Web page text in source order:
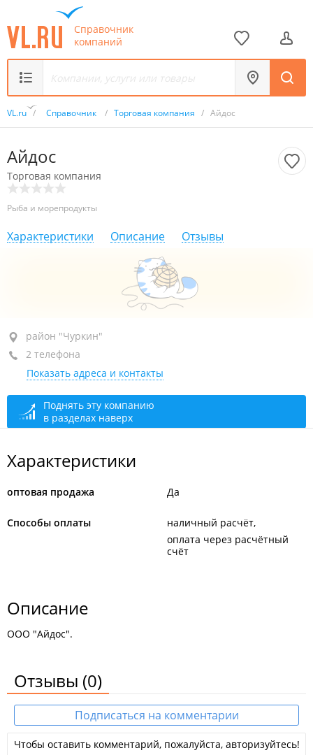
Справочник
компаний
VL.ru / Справочник / Торговая компания / Айдос
Айдос
Торговая компания
Рыба и морепродукты
Характеристики Описание Отзывы
район "Чуркин", ул. Гульбиновича, 20
кв. 45
+7 (423) 254-72-18
+7 902 524-72-18
сегодня закрыто
район "Чуркин"
2 телефона
Показать адреса и контакты
Поднять эту компанию
в разделах наверх
Характеристики
оптовая продажа Да
Способы оплаты
наличный расчёт
оплата через расчётный
счёт
Описание
ООО "Айдос".
Отзывы (0)
Подписаться на комментарии
Чтобы оставить комментарий, пожалуйста, авторизуйтесь!